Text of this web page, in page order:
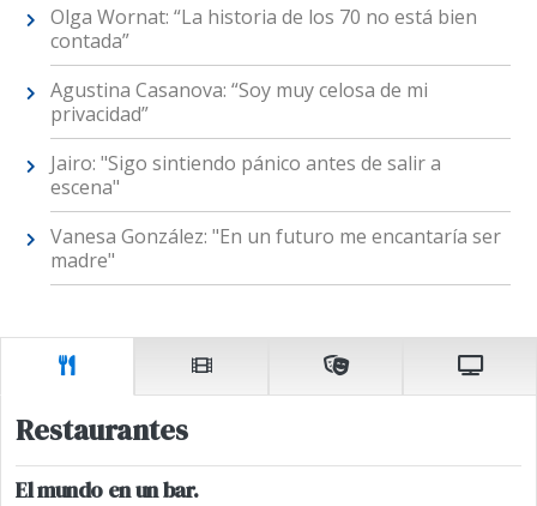
Olga Wornat: “La historia de los 70 no está bien
contada”
Agustina Casanova: “Soy muy celosa de mi
privacidad”
Jairo: "Sigo sintiendo pánico antes de salir a
escena"
Vanesa González: "En un futuro me encantaría ser
madre"
Restaurantes
El mundo en un bar.